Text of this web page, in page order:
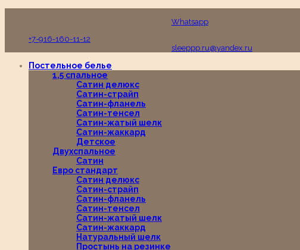
Whatsapp
+7-916-160-11-12
sleeppp.ru@yandex.ru
Постельное белье
1,5 спальное
Сатин делюкс
Сатин-страйп
Сатин-фланель
Сатин-тенсел
Сатин-жатый шелк
Сатин-жаккард
Детское
Двухспальное
Сатин
Евро стандарт
Сатин делюкс
Сатин-страйп
Сатин-фланель
Сатин-тенсел
Сатин-жатый шелк
Сатин-жаккард
Натуральный шелк
Простынь на резинке